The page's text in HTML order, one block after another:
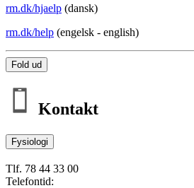
rm.dk/hjaelp (dansk)
rm.dk/help (engelsk - english)
Fold ud
Kontakt
Fysiologi
Tlf. 78 44 33 00
Telefontid: